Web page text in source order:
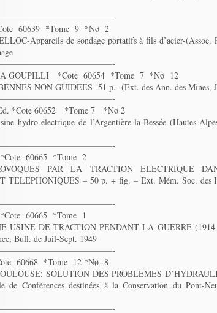
60639 *Tome 9 *Nø 2
Appareils de sondage portatifs à fils d’acier-(Assoc.
GOUPILLI *Cote 60654 *Tome 7 *Nø 12
NON GUIDEES -51 p.- (Ext. des Ann. des Mines,
*Cote 60652 *Tome 7 *Nø 2
hydro-électrique de l’Argentière-la-Bessée (Hautes-
60665 *Tome 2
PAR LA TRACTION ELECTRIQUE
TELEPHONIQUES – 50 p. + fig. – Ext. Mém. Soc. des
60665 *Tome 1
USINE DE TRACTION PENDANT LA GUERRE
Bull. de Juil-Sept. 1949
60668 *Tome 12 *Nø 8
SOLUTION DES PROBLEMES
de Conférences destinées à la Conservation du